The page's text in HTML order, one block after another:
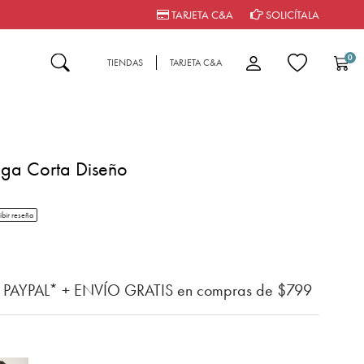
TARJETA C&A SOLICÍTALA
TIENDAS TARJETA C&A 0
Corta Diseño
del cliente
rating
reseña
+ ENVÍO GRATIS en compras de $799